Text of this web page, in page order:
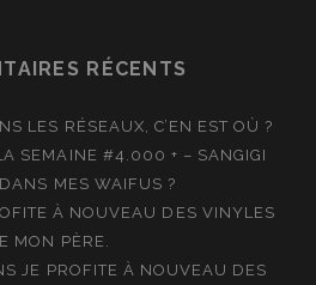
RÉCENTS
LES RÉSEAUX, C’EN EST OÙ ?
SEMAINE #4.000 + – SANGIGI
DANS MES WAIFUS ?
À NOUVEAU DES VINYLES
MON PÈRE.
JE PROFITE À NOUVEAU DES